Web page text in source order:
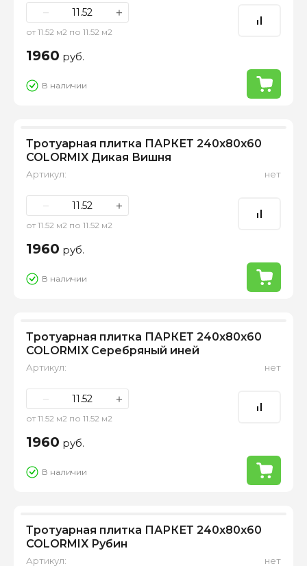
− +
от 11.52 м2 по 11.52 м2
1960 руб.
В наличии
Тротуарная плитка ПАРКЕТ 240х80х60
COLORMIX Дикая Вишня
Артикул: нет
− +
от 11.52 м2 по 11.52 м2
1960 руб.
В наличии
Тротуарная плитка ПАРКЕТ 240х80х60
COLORMIX Серебряный иней
Артикул: нет
− +
от 11.52 м2 по 11.52 м2
1960 руб.
В наличии
Тротуарная плитка ПАРКЕТ 240х80х60
COLORMIX Рубин
Артикул: нет